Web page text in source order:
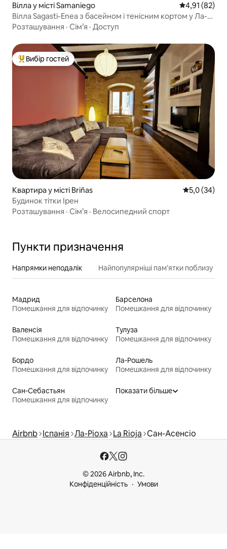
Вілла у місті Samaniego Середня
4,91 (82)
Вілла Sagasti-Enea з басейном і тенісним кортом у Ла-
Ріоха
Розташування · Сім’я · Доступ
Топ вибір гостей
Вибір гостей
Квартира у місті Briñas Середня
5,0 (34)
Будинок тітки Ірен
Розташування · Сім’я · Велосипедний спорт
Пункти призначення
Напрямки неподалік Найпопулярніші пам’ятки поблизу
Мадрид
Помешкання для відпочинку
Барселона
Помешкання для відпочинку
Валенсія
Помешкання для відпочинку
Тулуза
Помешкання для відпочинку
Бордо
Помешкання для відпочинку
Ла-Рошель
Помешкання для відпочинку
Сан-Себастьян
Помешкання для відпочинку
Показати більше
Airbnb Іспанія Ла-Ріоха La Rioja Сан-Асенсіо
© 2026 Airbnb, Inc.
Конфіденційність
Умови